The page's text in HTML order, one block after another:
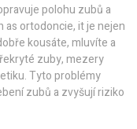
polohu zubů a
as ortodoncie, it je nejen
kousáte, mluvíte a
zuby, mezery
Tyto problémy
zubů a zvyšují riziko